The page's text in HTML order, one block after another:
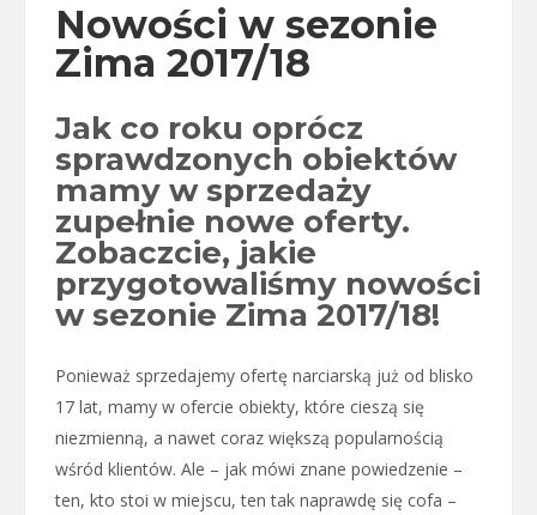
Nowości w sezonie
Zima 2017/18
Jak co roku oprócz
sprawdzonych obiektów
mamy w sprzedaży
zupełnie nowe oferty.
Zobaczcie, jakie
przygotowaliśmy nowości
w sezonie Zima 2017/18!
Ponieważ sprzedajemy ofertę narciarską już od blisko
17 lat, mamy w ofercie obiekty, które cieszą się
niezmienną, a nawet coraz większą popularnością
wśród klientów. Ale – jak mówi znane powiedzenie –
ten, kto stoi w miejscu, ten tak naprawdę się cofa –